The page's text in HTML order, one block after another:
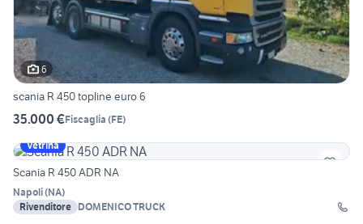
6
scania R 450 topline euro 6
35.000 €Fiscaglia (FE)
Vetrina
Scania R 450 ADR NA
Napoli(NA)
Rivenditore DOMENICO TRUCK